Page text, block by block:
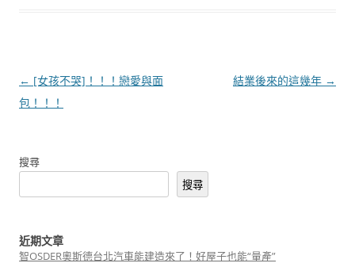
文
章
← [女孩不哭]！！！戀愛與面
包！！！
結業後來的這幾年 →
搜尋
搜尋
近期文章
智OSDER奧斯德台北汽車能建造來了！好屋子也能“量產”